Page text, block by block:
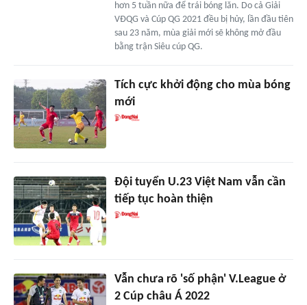
hơn 5 tuần nữa để trái bóng lăn. Do cả Giải
VĐQG và Cúp QG 2021 đều bị hủy, lần đầu tiên
sau 23 năm, mùa giải mới sẽ không mở đầu
bằng trận Siêu cúp QG.
Tích cực khởi động cho mùa bóng
mới
Đội tuyển U.23 Việt Nam vẫn cần
tiếp tục hoàn thiện
Vẫn chưa rõ 'số phận' V.League ở
2 Cúp châu Á 2022